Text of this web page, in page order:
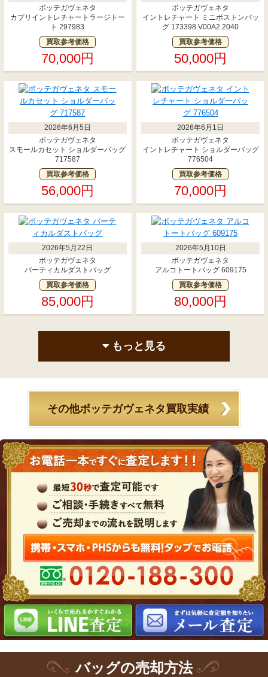
ボッテガヴェネタ
カプリイントレチャートラージトー
ト 297983
買取参考価格
70,000円
ボッテガヴェネタ
イントレチャート ミニボストンバッ
グ 173398 V00A2 2040
買取参考価格
50,000円
2026年6月5日
ボッテガヴェネタ
スモールカセット ショルダーバッグ
717587
買取参考価格
56,000円
2026年6月1日
ボッテガヴェネタ
イントレチャート ショルダーバッグ
776504
買取参考価格
70,000円
2026年5月22日
ボッテガヴェネタ
バーティカルダストバッグ
買取参考価格
85,000円
2026年5月10日
ボッテガヴェネタ
アルコトートバッグ 609175
買取参考価格
80,000円
もっと見る
その他ボッテガヴェネタ買取実績
バッグの売却方法